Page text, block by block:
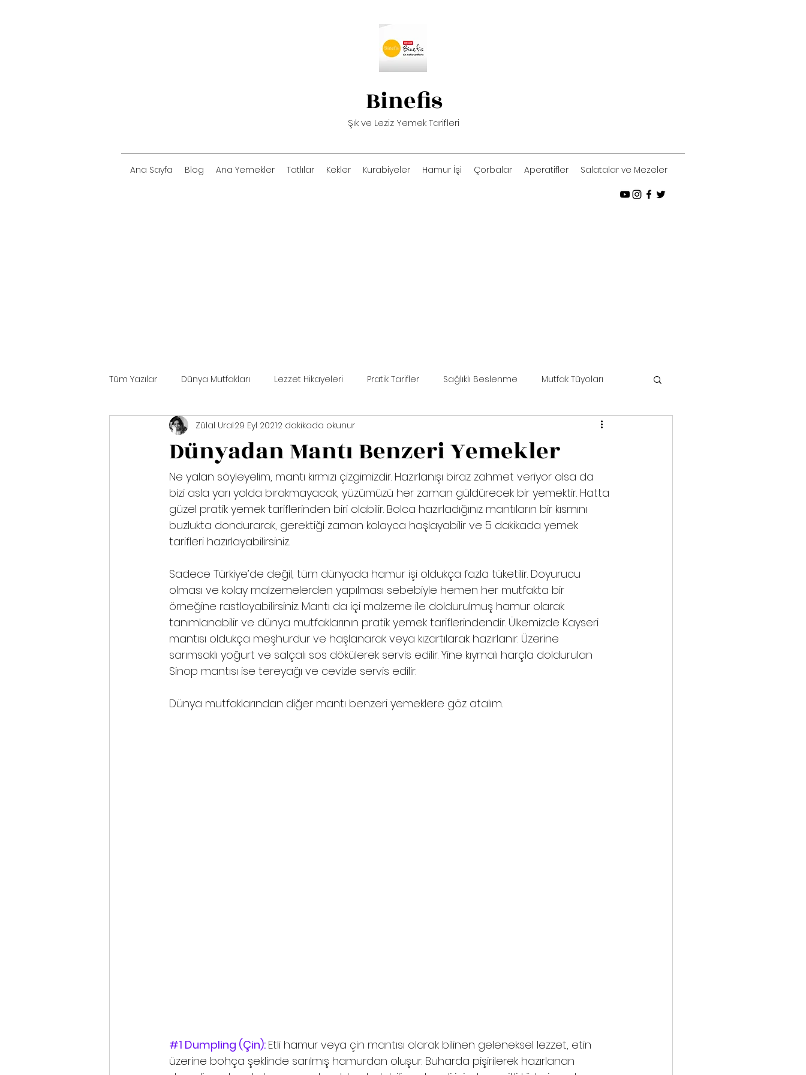
Binefis
Şık ve Leziz Yemek Tarifleri
Ana Sayfa Blog Ana Yemekler Tatlılar Kekler Kurabiyeler Hamur İşi Çorbalar Aperatifler Salatalar ve Mezeler
Tüm Yazılar Dünya Mutfakları Lezzet Hikayeleri Pratik Tarifler Sağlıklı Beslenme Mutfak Tüyoları
Mutfak Terimleri İlginç Bilgiler Kısa Kısa
Dünyadan Mantı Benzeri Yemekler
Zülal Ural29 Eyl 20212 dakikada okunur
Ne yalan söyleyelim, mantı kırmızı çizgimizdir. Hazırlanışı biraz zahmet veriyor olsa da
bizi asla yarı yolda bırakmayacak, yüzümüzü her zaman güldürecek bir yemektir. Hatta
güzel pratik yemek tariflerinden biri olabilir. Bolca hazırladığınız mantıların bir kısmını
buzlukta dondurarak, gerektiği zaman kolayca haşlayabilir ve 5 dakikada yemek
tarifleri hazırlayabilirsiniz.
Sadece Türkiye’de değil, tüm dünyada hamur işi oldukça fazla tüketilir. Doyurucu
olması ve kolay malzemelerden yapılması sebebiyle hemen her mutfakta bir
örneğine rastlayabilirsiniz. Mantı da içi malzeme ile doldurulmuş hamur olarak
tanımlanabilir ve dünya mutfaklarının pratik yemek tariflerindendir. Ülkemizde Kayseri
mantısı oldukça meşhurdur ve haşlanarak veya kızartılarak hazırlanır. Üzerine
sarımsaklı yoğurt ve salçalı sos dökülerek servis edilir. Yine kıymalı harçla doldurulan
Sinop mantısı ise tereyağı ve cevizle servis edilir.
Dünya mutfaklarından diğer mantı benzeri yemeklere göz atalım.
#1 Dumpling (Çin): Etli hamur veya çin mantısı olarak bilinen geleneksel lezzet, etin
üzerine bohça şeklinde sarılmış hamurdan oluşur. Buharda pişirilerek hazırlanan